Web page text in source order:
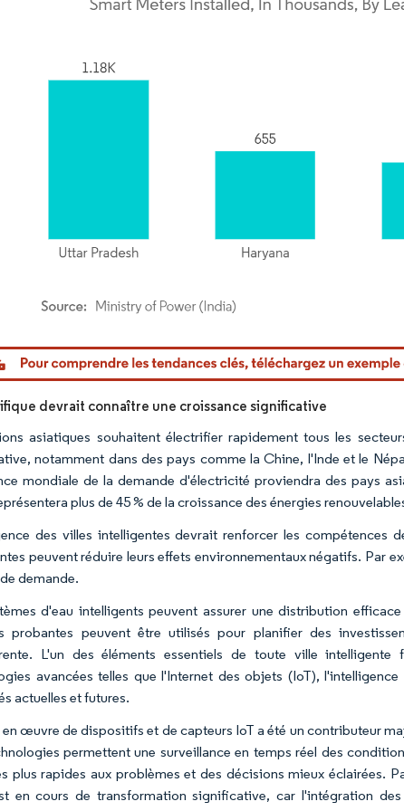
Intelligence. La réutilisation nécessite une attribution sous CC BY 4.0.
devrait connaître une croissance significative
asiatiques souhaitent électrifier rapidement tous les
notamment dans des pays comme la Chine, l'Inde et le
mondiale de la demande d'électricité proviendra des pays
plus de 45 % de la croissance des énergies
des villes intelligentes devrait renforcer les compétences
peuvent réduire leurs effets environnementaux négatifs. Par
demande.
d'eau intelligents peuvent assurer une distribution
probantes peuvent être utilisés pour planifier des
L'un des éléments essentiels de toute ville
avancées telles que l'Internet des objets (IoT),
actuelles et futures.
en œuvre de dispositifs et de capteurs IoT a été un contributeur
permettent une surveillance en temps réel des
plus rapides aux problèmes et des décisions mieux éclairées.
en cours de transformation significative, car l'intégration